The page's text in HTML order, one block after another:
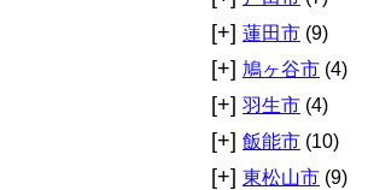
[+] 蓮田市 (9)
[+] 鳩ヶ谷市 (4)
[+] 羽生市 (4)
[+] 飯能市 (10)
[+] 東松山市 (9)